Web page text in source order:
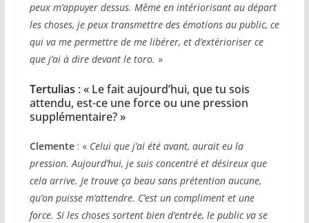
peux m’appuyer dessus. Même en intériorisant au départ
les choses, je peux transmettre des émotions au public, ce
qui va me permettre de me libérer, et d’extérioriser ce
que j’ai à dire devant le toro. »
Tertulias : « Le fait aujourd’hui, que tu sois
attendu, est-ce une force ou une pression
supplémentaire? »
Clemente : « Celui que j’ai été avant, aurait eu la
pression. Aujourd’hui, je suis concentré et désireux que
cela arrive. Je trouve ça beau sans prétention aucune,
qu’on puisse m’attendre. C’est un compliment et une
force. Si les choses sortent bien d’entrée, le public va se